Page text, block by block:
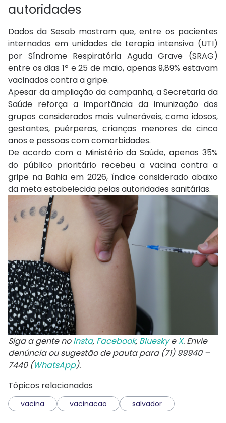
autoridades
Dados da Sesab mostram que, entre os pacientes
internados em unidades de terapia intensiva (UTI)
por Síndrome Respiratória Aguda Grave (SRAG)
entre os dias 1º e 25 de maio, apenas 9,89% estavam
vacinados contra a gripe.
Apesar da ampliação da campanha, a Secretaria da
Saúde reforça a importância da imunização dos
grupos considerados mais vulneráveis, como idosos,
gestantes, puérperas, crianças menores de cinco
anos e pessoas com comorbidades.
De acordo com o Ministério da Saúde, apenas 35%
do público prioritário recebeu a vacina contra a
gripe na Bahia em 2026, índice considerado abaixo
da meta estabelecida pelas autoridades sanitárias.
Siga a gente noInsta, Facebook, BlueskyeX. Envie
denúncia ou sugestão de pauta para (71) 99940 –
7440 (WhatsApp).
Tópicos relacionados
vacina vacinacao salvador